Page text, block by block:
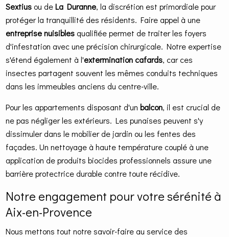
Sextius ou deLa Duranne, la discrétion est primordiale pour
protéger la tranquillité des résidents. Faire appel à une
entreprise nuisibles qualifiée permet de traiter les foyers
d'infestation avec une précision chirurgicale. Notre expertise
s'étend également à l'extermination cafards, car ces
insectes partagent souvent les mêmes conduits techniques
dans les immeubles anciens du centre-ville.
Pour les appartements disposant d'unbalcon, il est crucial de
ne pas négliger les extérieurs. Les punaises peuvent s'y
dissimuler dans le mobilier de jardin ou les fentes des
façades. Un nettoyage à haute température couplé à une
application de produits biocides professionnels assure une
barrière protectrice durable contre toute récidive.
Notre engagement pour votre sérénité à
Aix-en-Provence
Nous mettons tout notre savoir-faire au service des